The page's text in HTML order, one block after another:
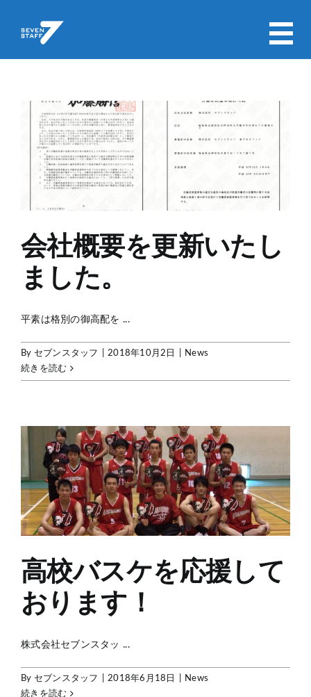
会社概要を更新いたしました。
会社概要を更新いたし
ました。
平素は格別の御高配を ...
By セブンスタッフ 2018年10月2日
News
続きを読む
高校バスケを応援しております！
高校バスケを応援して
おります！
株式会社セブンスタッ ...
By セブンスタッフ 2018年6月18日
News
続きを読む